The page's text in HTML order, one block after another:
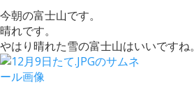
今朝の富士山です。
晴れです。
やはり晴れた雪の富士山はいいですね。